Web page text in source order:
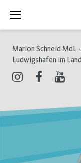
Inhalt
Marion Schneid MdL
Ludwigshafen im